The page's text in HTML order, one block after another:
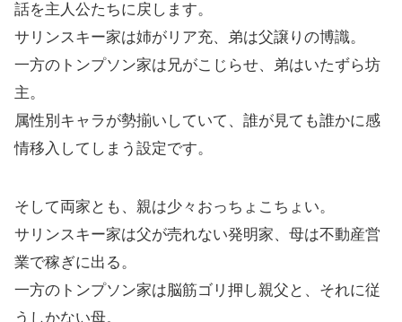
話を主人公たちに戻します。
サリンスキー家は姉がリア充、弟は父譲りの博識。
一方のトンプソン家は兄がこじらせ、弟はいたずら坊
主。
属性別キャラが勢揃いしていて、誰が見ても誰かに感
情移入してしまう設定です。
そして両家とも、親は少々おっちょこちょい。
サリンスキー家は父が売れない発明家、母は不動産営
業で稼ぎに出る。
一方のトンプソン家は脳筋ゴリ押し親父と、それに従
うしかない母。